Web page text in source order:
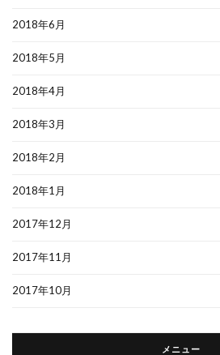
2018年6月
2018年5月
2018年4月
2018年3月
2018年2月
2018年1月
2017年12月
2017年11月
2017年10月
メニュー